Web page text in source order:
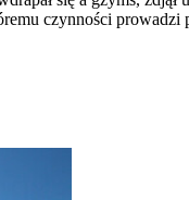
czynności prowadzi